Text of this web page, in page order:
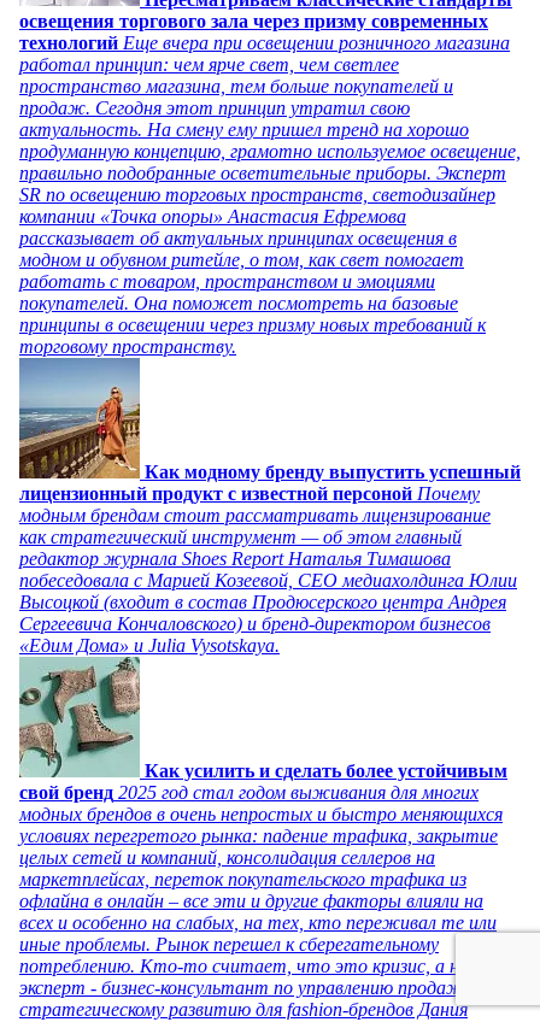
освещения торгового зала через призму современных
технологий Еще вчера при освещении розничного магазина
работал принцип: чем ярче свет, чем светлее
пространство магазина, тем больше покупателей и
продаж. Сегодня этот принцип утратил свою
актуальность. На смену ему пришел тренд на хорошо
продуманную концепцию, грамотно используемое освещение,
правильно подобранные осветительные приборы. Эксперт
SR по освещению торговых пространств, светодизайнер
компании «Точка опоры» Анастасия Ефремова
рассказывает об актуальных принципах освещения в
модном и обувном ритейле, о том, как свет помогает
работать с товаром, пространством и эмоциями
покупателей. Она поможет посмотреть на базовые
принципы в освещении через призму новых требований к
торговому пространству.
Как модному бренду выпустить успешный
лицензионный продукт с известной персоной Почему
модным брендам стоит рассматривать лицензирование
как стратегический инструмент — об этом главный
редактор журнала Shoes Report Наталья Тимашова
побеседовала с Марией Козеевой, СЕО медиахолдинга Юлии
Высоцкой (входит в состав Продюсерского центра Андрея
Сергеевича Кончаловского) и бренд-директором бизнесов
«Едим Дома» и Julia Vysotskaya.
Как усилить и сделать более устойчивым
свой бренд 2025 год стал годом выживания для многих
модных брендов в очень непростых и быстро меняющихся
условиях перегретого рынка: падение трафика, закрытие
целых сетей и компаний, консолидация селлеров на
маркетплейсах, переток покупательского трафика из
офлайна в онлайн – все эти и другие факторы влияли на
всех и особенно на слабых, на тех, кто переживал те или
иные проблемы. Рынок перешел к сберегательному
потреблению. Кто-то считает, что это кризис, а наш
эксперт - бизнес-консультант по управлению продажами и
стратегическому развитию для fashion-брендов Дания